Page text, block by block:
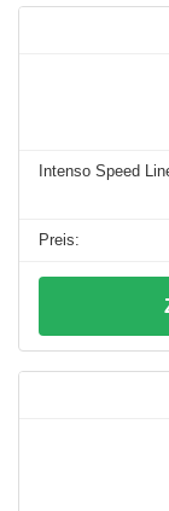
Intenso Speed